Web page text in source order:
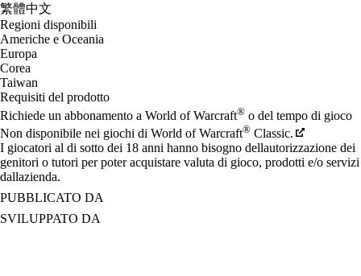
繁體中文
Regioni disponibili
Americhe e Oceania
Europa
Corea
Taiwan
Requisiti del prodotto
Richiede un abbonamento a World of Warcraft® o del tempo di gioco
Non disponibile nei giochi di World of Warcraft® Classic.
I giocatori al di sotto dei 18 anni hanno bisogno dellautorizzazione dei
genitori o tutori per poter acquistare valuta di gioco, prodotti e/o servizi
dallazienda.
PUBBLICATO DA
SVILUPPATO DA